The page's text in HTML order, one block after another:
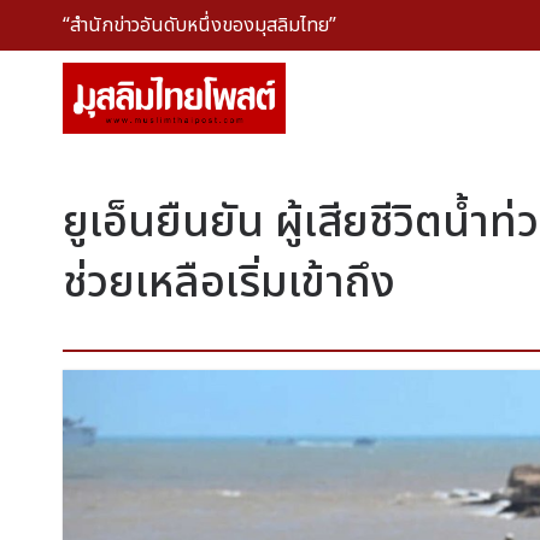
“สำนักข่าวอันดับหนึ่งของมุสลิมไทย”
ยูเอ็นยืนยัน ผู้เสียชีวิตน้ำท่
ช่วยเหลือเริ่มเข้าถึง